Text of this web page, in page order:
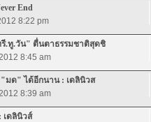
End
8:22 pm
.ทู.วัน" ตื่นตาธรรมชาติสุดชิ
8:45 am
มด" ได้อีกนาน : เดลินิวส
8:39 am
เดลินิวส์